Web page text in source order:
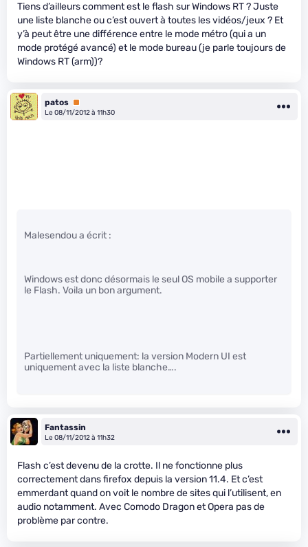
Tiens d’ailleurs comment est le flash sur Windows RT ? Juste
une liste blanche ou c’est ouvert à toutes les vidéos/jeux ? Et
y’à peut être une différence entre le mode métro (qui a un
mode protégé avancé) et le mode bureau (je parle toujours de
Windows RT (arm))?
patos Premium
Le 08/11/2012 à 11h30
Malesendou a écrit :
Windows est donc désormais le seul OS mobile a supporter
le Flash. Voila un bon argument.
Partiellement uniquement: la version Modern UI est
uniquement avec la liste blanche….
Fantassin
Le 08/11/2012 à 11h32
Flash c’est devenu de la crotte. Il ne fonctionne plus
correctement dans firefox depuis la version 11.4. Et c’est
emmerdant quand on voit le nombre de sites qui l’utilisent, en
audio notamment. Avec Comodo Dragon et Opera pas de
problème par contre.